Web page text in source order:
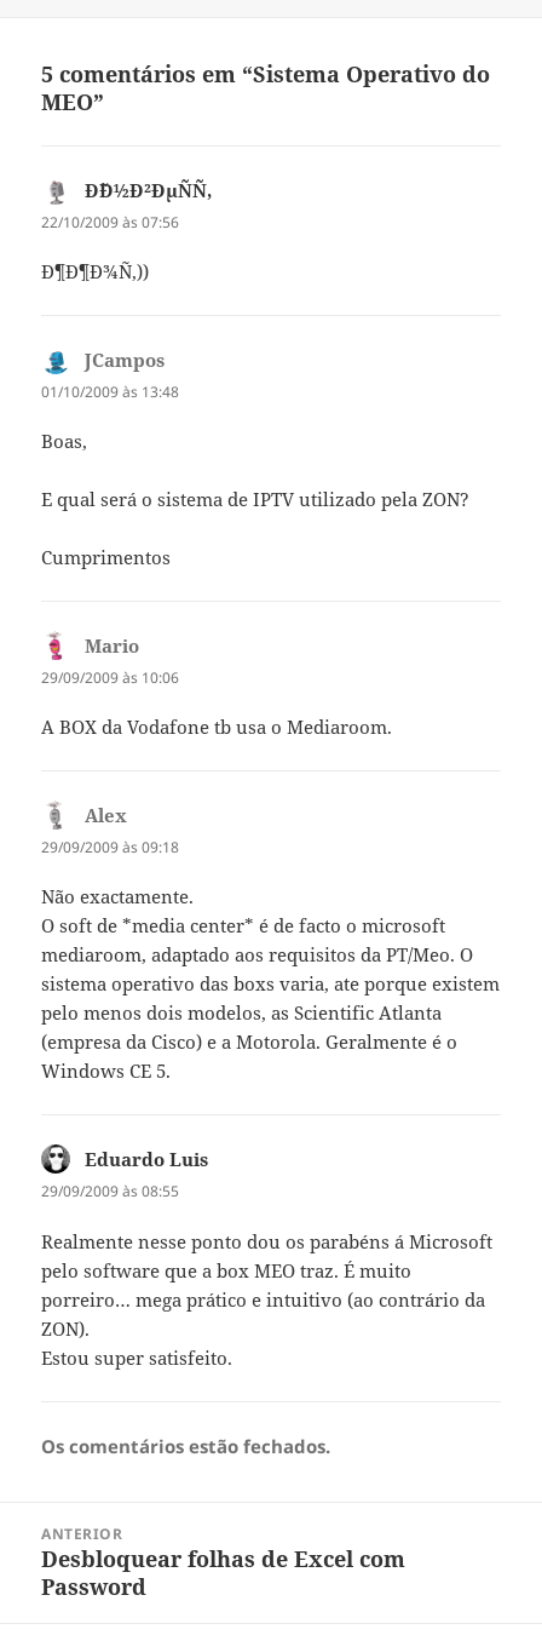
5 comentários em “Sistema Operativo do
MEO”
Ð˜Ð½Ð²ÐµÑÑ‚
22/10/2009 às 07:56
Ð¶Ð¶Ð¾Ñ‚))
JCampos
01/10/2009 às 13:48
Boas,
E qual será o sistema de IPTV utilizado pela ZON?
Cumprimentos
Mario
29/09/2009 às 10:06
A BOX da Vodafone tb usa o Mediaroom.
Alex
29/09/2009 às 09:18
Não exactamente.
O soft de *media center* é de facto o microsoft
mediaroom, adaptado aos requisitos da PT/Meo. O
sistema operativo das boxs varia, ate porque existem
pelo menos dois modelos, as Scientific Atlanta
(empresa da Cisco) e a Motorola. Geralmente é o
Windows CE 5.
Eduardo Luis
29/09/2009 às 08:55
Realmente nesse ponto dou os parabéns á Microsoft
pelo software que a box MEO traz. É muito
porreiro… mega prático e intuitivo (ao contrário da
ZON).
Estou super satisfeito.
Os comentários estão fechados.
artigos
ANTERIOR
Artigo
anterior:
Desbloquear folhas de Excel com
Password